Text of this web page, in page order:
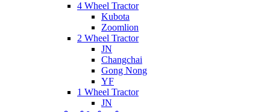
4 Wheel Tractor
Kubota
Zoomlion
2 Wheel Tractor
JN
Changchai
Gong Nong
YF
1 Wheel Tractor
JN